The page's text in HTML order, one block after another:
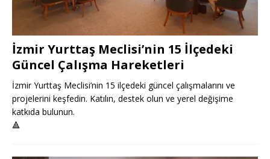
İzmir Yurttaş Meclisi’nin 15 İlçedeki
Güncel Çalışma Hareketleri
İzmir Yurttaş Meclisi’nin 15 ilçedeki güncel çalışmalarını ve
projelerini keşfedin. Katılın, destek olun ve yerel değişime
katkıda bulunun.
🔺